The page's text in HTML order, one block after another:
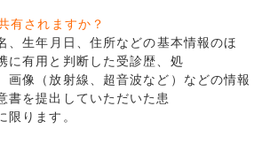
有されますか？
、生年月日、住所などの基本情報のほ
に有用と判断した受診歴、処
像（放射線、超音波など）などの情報
書を提出していただいた患
ります。